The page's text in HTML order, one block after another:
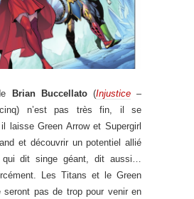
Brian Buccellato(Injustice–
n’est pas très fin, il se
laisse Green Arrow et Supergirl
et découvrir un potentiel allié
dit singe géant, dit aussi…
Les Titans et le Green
seront pas de trop pour venir en